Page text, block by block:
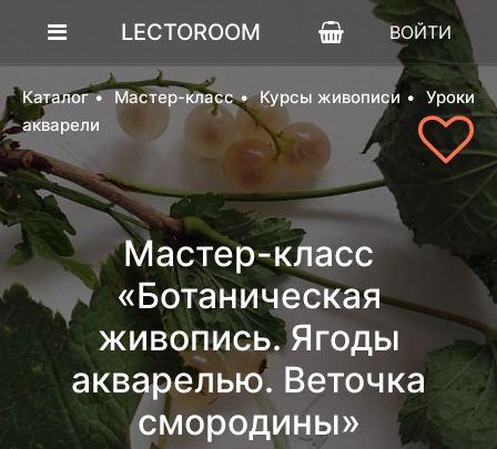
LECTOROOM ВОЙТИ
Каталог Мастер-класс Курсы живописи
Уроки
акварели
Мастер-класс
«Ботаническая
живопись. Ягоды
акварелью. Веточка
смородины»